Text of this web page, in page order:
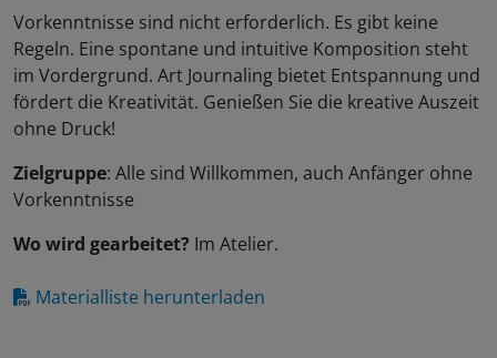
Vorkenntnisse sind nicht erforderlich. Es gibt keine
Regeln. Eine spontane und intuitive Komposition steht
im Vordergrund. Art Journaling bietet Entspannung und
fördert die Kreativität. Genießen Sie die kreative Auszeit
ohne Druck!
Zielgruppe: Alle sind Willkommen, auch Anfänger ohne
Vorkenntnisse
Wo wird gearbeitet? Im Atelier.
Materialliste herunterladen